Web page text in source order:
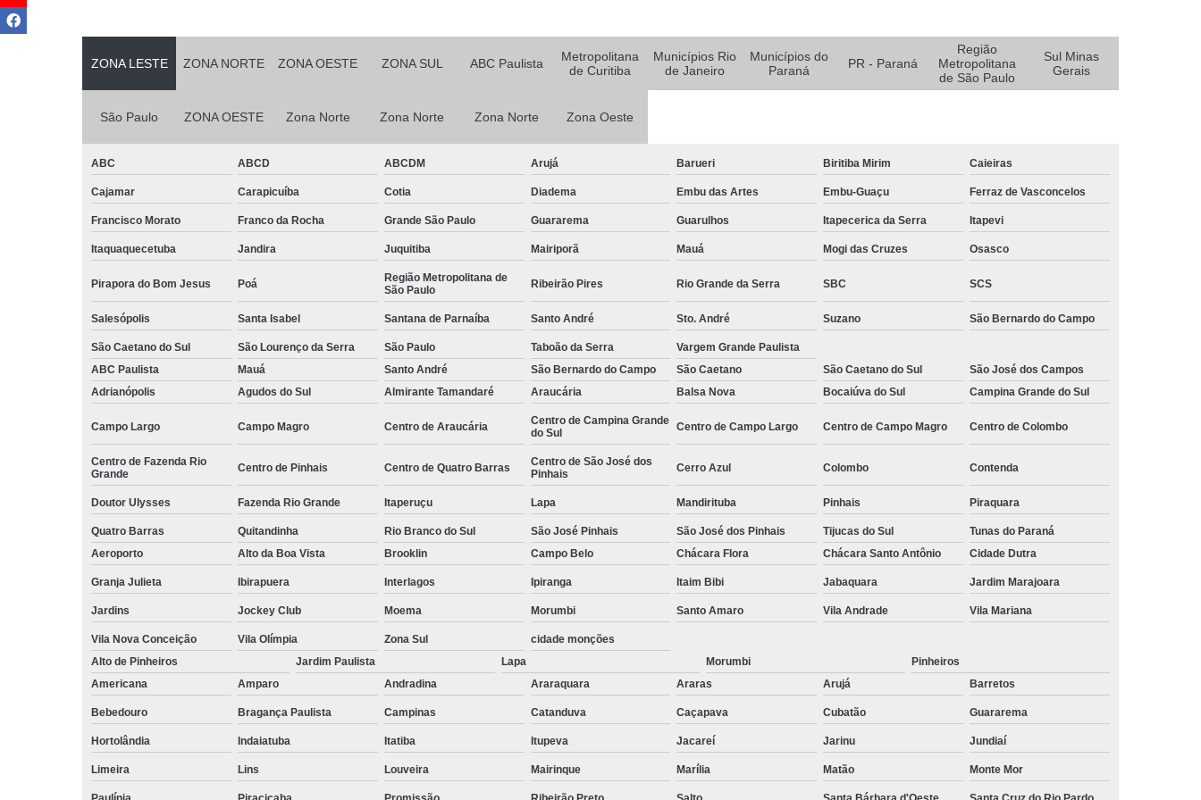
Serviços de
Serviços de
manutenção
Serviços de
manutenção
predial
Serviços de
monitoramento
Serviços de
montagem
Serviços de
paisagismo
zeladoria
Serviços
ajudante
Serviços
terceirizados de
conferente
Terceirização de
almoxarifes
Terceirização de
cargas e
descargas
Terceirização de
conferentes
Terceirização de
Terceirização de
Empresa Terceirizada em Limpeza
Empresa Terceirizada Limpeza
Empresa Terceirizada para Limpeza
Empresa de Logística e Transporte
Empresa de Logística Hospitalar
Empresa de Logística Terceirizada
Empresa de Transporte e Logística
Empresa Logística
Empresa Logística e Almoxarifado
Empresa Logística Ecommerce
Empresa de Monitoramento
Empresa de Monitoramento 24 Horas
Empresa de Monitoramento de Alarmes
Empresa de Monitoramento de Câmeras
Empresa de Monitoramento de Segurança
Empresa de Monitoramento e Segurança
Empresa de Segurança e Monitoramento
Empresa Especializada em Monitoramento
Empresa Monitoramento 24 Horas
Empresa Terceirizada de Monitoramento
Empresa de Paisagismo e Jardinagem
Empresa de Paisagismo Predial
Empresa de Paisagismo Terceirizado
Empresa Especializada em Paisagismo
Empresa Especializada em Paisagismo Predial
Empresa Jardinagem e Paisagismo
Empresa Paisagismo e Jardinagem
Empresa Terceirizada de Paisagismo
ZONA LESTE ZONA NORTE ZONA OESTE ZONA SUL ABC Paulista
Metropolitana
de Curitiba
Municípios Rio
de Janeiro
Municípios do
Paraná
PR - Paraná
Região
Metropolitana
de São Paulo
Sul Minas
Gerais
São Paulo ZONA OESTE Zona Norte Zona Norte Zona Norte Zona Oeste
ABC ABCD ABCDM Arujá Barueri Biritiba Mirim Caieiras
Cajamar Carapicuíba Cotia Diadema Embu das Artes Embu-Guaçu Ferraz de Vasconcelos
Francisco Morato Franco da Rocha Grande São Paulo Guararema Guarulhos Itapecerica da Serra Itapevi
Itaquaquecetuba Jandira Juquitiba Mairiporã Mauá Mogi das Cruzes Osasco
Pirapora do Bom Jesus Poá
Região Metropolitana de
São Paulo
Ribeirão Pires Rio Grande da Serra SBC SCS
Salesópolis Santa Isabel Santana de Parnaíba Santo André Sto. André Suzano São Bernardo do Campo
São Caetano do Sul São Lourenço da Serra São Paulo Taboão da Serra
Vargem Grande Paulista
ABC Paulista
Mauá Santo André São Bernardo do Campo São Caetano São Caetano do Sul
São José dos Campos
Adrianópolis
Agudos do Sul Almirante Tamandaré Araucária Balsa Nova Bocaiúva do Sul Campina Grande do Sul
Campo Largo Campo Magro Centro de Araucária
Centro de Campina Grande
do Sul
Centro de Campo Largo Centro de Campo Magro Centro de Colombo
Centro de Fazenda Rio
Grande
Centro de Pinhais Centro de Quatro Barras
Centro de São José dos
Pinhais
Cerro Azul Colombo Contenda
Doutor Ulysses Fazenda Rio Grande Itaperuçu Lapa Mandirituba Pinhais Piraquara
Quatro Barras Quitandinha Rio Branco do Sul São José Pinhais São José dos Pinhais Tijucas do Sul
Tunas do Paraná
Aeroporto
Alto da Boa Vista Brooklin Campo Belo Chácara Flora Chácara Santo Antônio Cidade Dutra
Granja Julieta Ibirapuera Interlagos Ipiranga Itaim Bibi Jabaquara Jardim Marajoara
Jardins Jockey Club Moema Morumbi Santo Amaro Vila Andrade Vila Mariana
Vila Nova Conceição Vila Olímpia Zona Sul
cidade monções
Alto de Pinheiros
Jardim Paulista Lapa Morumbi
Pinheiros
Americana
Amparo Andradina Araraquara Araras Arujá Barretos
Bebedouro Bragança Paulista Campinas Catanduva Caçapava Cubatão Guararema
Hortolândia Indaiatuba Itatiba Itupeva Jacareí Jarinu Jundiaí
Limeira Lins Louveira Mairinque Marília Matão Monte Mor